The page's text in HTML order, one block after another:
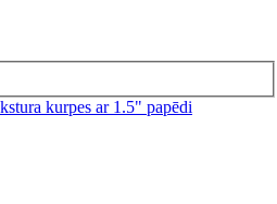
kurpes ar 1.5" papēdi